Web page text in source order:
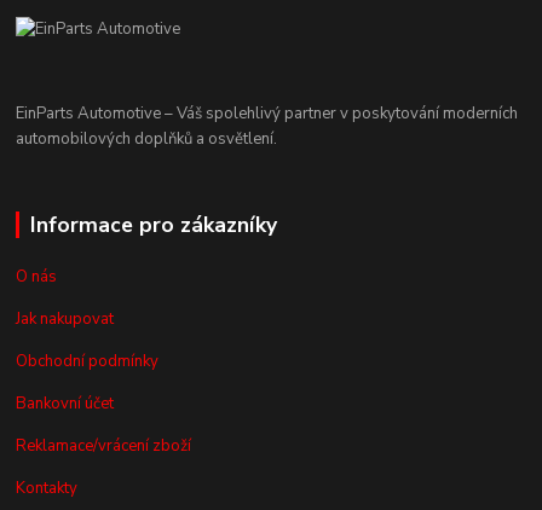
EinParts Automotive – Váš spolehlivý partner v poskytování moderních
automobilových doplňků a osvětlení.
Informace pro zákazníky
O nás
Jak nakupovat
Obchodní podmínky
Bankovní účet
Reklamace/vrácení zboží
Kontakty